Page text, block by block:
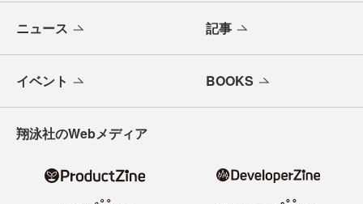
ニュース 記事
イベント BOOKS
翔泳社のWebメディア